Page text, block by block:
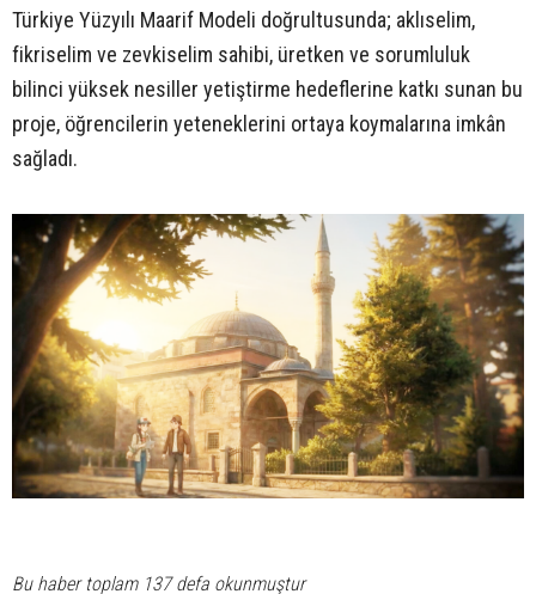
Türkiye Yüzyılı Maarif Modeli doğrultusunda; aklıselim,
fikriselim ve zevkiselim sahibi, üretken ve sorumluluk
bilinci yüksek nesiller yetiştirme hedeflerine katkı sunan bu
proje, öğrencilerin yeteneklerini ortaya koymalarına imkân
sağladı.
Bu haber toplam 137 defa okunmuştur